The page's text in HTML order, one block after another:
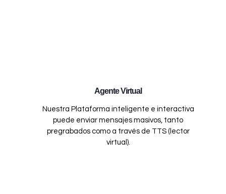
Agente Virtual
Nuestra Plataforma inteligente e interactiva
puede enviar mensajes masivos, tanto
pregrabados como a través de TTS (lector
virtual).